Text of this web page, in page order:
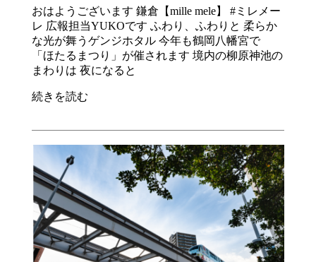
おはようございます 鎌倉【mille mele】 #ミレメー
レ 広報担当YUKOです ふわり、ふわりと 柔らか
な光が舞うゲンジホタル 今年も鶴岡八幡宮で
「ほたるまつり」が催されます 境内の柳原神池の
まわりは 夜になると
続きを読む